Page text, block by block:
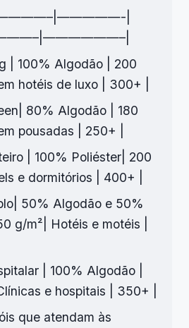
|
| 100% Algodão | 200
hotéis de luxo | 300+ |
80% Algodão | 180
pousadas | 250+ |
| 100% Poliéster| 200
e dormitórios | 400+ |
50% Algodão e 50%
g/m²| Hotéis e motéis |
| 100% Algodão |
e hospitais | 350+ |
que atendam às